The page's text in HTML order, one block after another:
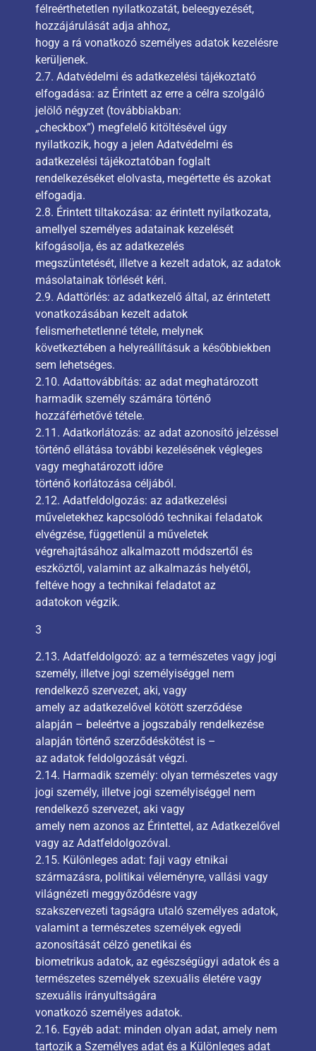
félreérthetetlen nyilatkozatát, beleegyezését,
hozzájárulását adja ahhoz,
hogy a rá vonatkozó személyes adatok kezelésre
kerüljenek.
2.7. Adatvédelmi és adatkezelési tájékoztató
elfogadása: az Érintett az erre a célra szolgáló
jelölő négyzet (továbbiakban:
„checkbox”) megfelelő kitöltésével úgy
nyilatkozik, hogy a jelen Adatvédelmi és
adatkezelési tájékoztatóban foglalt
rendelkezéséket elolvasta, megértette és azokat
elfogadja.
2.8. Érintett tiltakozása: az érintett nyilatkozata,
amellyel személyes adatainak kezelését
kifogásolja, és az adatkezelés
megszüntetését, illetve a kezelt adatok, az adatok
másolatainak törlését kéri.
2.9. Adattörlés: az adatkezelő által, az érintetett
vonatkozásában kezelt adatok
felismerhetetlenné tétele, melynek
következtében a helyreállításuk a későbbiekben
sem lehetséges.
2.10. Adattovábbítás: az adat meghatározott
harmadik személy számára történő
hozzáférhetővé tétele.
2.11. Adatkorlátozás: az adat azonosító jelzéssel
történő ellátása további kezelésének végleges
vagy meghatározott időre
történő korlátozása céljából.
2.12. Adatfeldolgozás: az adatkezelési
műveletekhez kapcsolódó technikai feladatok
elvégzése, függetlenül a műveletek
végrehajtásához alkalmazott módszertől és
eszköztől, valamint az alkalmazás helyétől,
feltéve hogy a technikai feladatot az
adatokon végzik.
3
2.13. Adatfeldolgozó: az a természetes vagy jogi
személy, illetve jogi személyiséggel nem
rendelkező szervezet, aki, vagy
amely az adatkezelővel kötött szerződése
alapján – beleértve a jogszabály rendelkezése
alapján történő szerződéskötést is –
az adatok feldolgozását végzi.
2.14. Harmadik személy: olyan természetes vagy
jogi személy, illetve jogi személyiséggel nem
rendelkező szervezet, aki vagy
amely nem azonos az Érintettel, az Adatkezelővel
vagy az Adatfeldolgozóval.
2.15. Különleges adat: faji vagy etnikai
származásra, politikai véleményre, vallási vagy
világnézeti meggyőződésre vagy
szakszervezeti tagságra utaló személyes adatok,
valamint a természetes személyek egyedi
azonosítását célzó genetikai és
biometrikus adatok, az egészségügyi adatok és a
természetes személyek szexuális életére vagy
szexuális irányultságára
vonatkozó személyes adatok.
2.16. Egyéb adat: minden olyan adat, amely nem
tartozik a Személyes adat és a Különleges adat